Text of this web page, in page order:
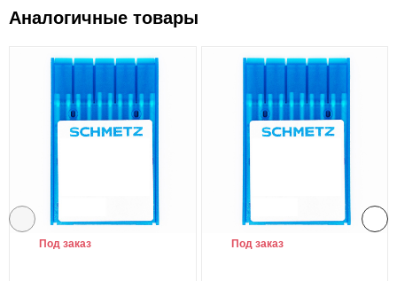
Аналогичные товары
Под заказ Под заказ